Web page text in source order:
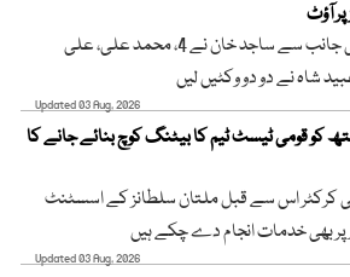
پاکستان کی جانب سے ساجد خان نے 4، محمد علی، علی
شاہ نے دو دو وکٹیں لیں
Updated 03 Aug, 2026
کو قومی ٹیسٹ ٹیم کا بیٹنگ کوچ بنائے جانے کا
کرکٹر اس سے قبل ملتان سلطانز کے اسسٹنٹ
بھی خدمات انجام دے چکے ہیں
Updated 03 Aug, 2026